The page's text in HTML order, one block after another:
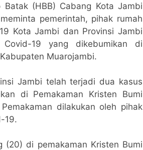
Batak (HBB) Cabang Kota Jambi
pemerintah, pihak rumah
Kota Jambi dan Provinsi Jambi
19 yang dikebumikan di
Muarojambi.
Jambi telah terjadi dua kasus
di Pemakaman Kristen Bumi
dilakukan oleh pihak
19.
(20) di pemakaman Kristen Bumi